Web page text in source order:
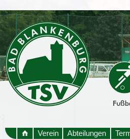
Verein Abteilungen